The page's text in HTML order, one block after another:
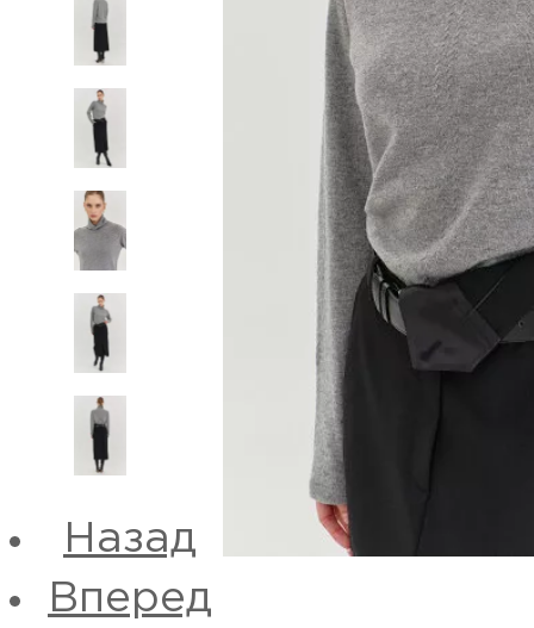
Назад
Вперед